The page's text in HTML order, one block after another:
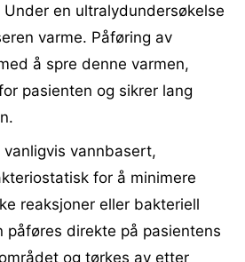
Under en ultralydundersøkelse
varme. Påføring av
å spre denne varmen,
pasienten og sikrer lang
vannbasert,
for å minimere
reaksjoner eller bakteriell
påføres direkte på pasientens
og tørkes av etter